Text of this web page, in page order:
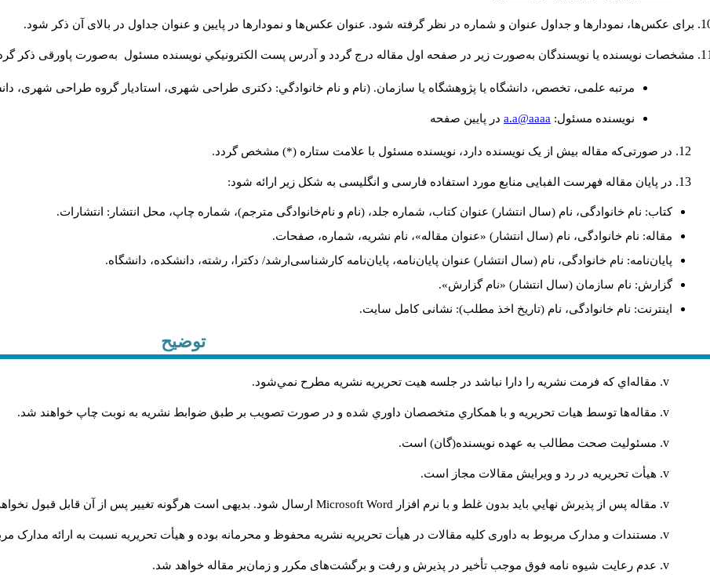
برای عکس‌ها، نمودارها و جداول عنوان و شماره در نظر گرفته شود. عنوان عکس‌ها و نمودارها در پایین و عنوان جداول در بالای آن ذکر شود.
مشخصات نویسنده یا نویسندگان به‌صورت زیر در صفحه اول مقاله درج گردد و آدرس پست الكترونيكي نويسنده مسئول به‌صورت پاورقی ذکر
مرتبه علمی، تخصص، دانشگاه یا پژوهشگاه یا سازمان. (نام و نام خانوادگي: دکتری طراحی شهری، استادیار گروه طراحی شهری،
نويسنده مسئول: a.a@aaaa در پايين صفحه
در صورتی‌که مقاله بیش از یک نویسنده دارد، نویسنده مسئول با علامت ستاره (*) مشخص گردد.
در پایان مقاله فهرست الفبایی منابع مورد استفاده فارسی و انگلیسی به شکل زیر ارائه شود:
کتاب: نام خانوادگی، نام (سال انتشار) عنوان کتاب، شماره جلد، (نام و نام‌خانوادگی مترجم)، شماره چاپ، محل انتشار: انتشارات.
مقاله: نام خانوادگی، نام (سال انتشار) «عنوان مقاله»، نام نشریه، شماره، صفحات.
پایان‌نامه: نام خانوادگی، نام (سال انتشار) عنوان پایان‌نامه، پایان‌نامه کارشناسی‌ارشد/ دکترا، رشته، دانشکده، دانشگاه.
گزارش: نام سازمان (سال انتشار) «نام گزارش».
اینترنت: نام خانوادگی، نام (تاریخ اخذ مطلب): نشانی کامل سایت.
توضیح
مقاله‌اي كه فرمت نشريه را دارا نباشد در جلسه هيت تحريريه نشريه مطرح نمي‌شود.
مقاله‌ها توسط هیات تحريريه و با همکاري متخصصان داوري شده و در صورت تصويب بر طبق ضوابط نشريه به نوبت چاپ خواهند شد.
مسئوليت صحت مطالب به عهده نويسنده(گان) است.
هيأت تحريريه در رد و ويرايش مقالات مجاز است.
مقاله پس از پذيرش نهايي باید بدون غلط و با نرم افزار Microsoft Word ارسال شود. بدیهی است هرگونه تغییر پس از آن قابل قبول
مستندات و مدارک مربوط به داوری کلیه مقالات در هیأت تحریریه نشریه محفوظ و محرمانه بوده و هیأت تحریریه نسبت به ارائه مدارک
عدم رعایت شیوه نامه فوق موجب تأخیر در پذیرش و رفت و برگشت‌‌های مکرر و زمان‌بر مقاله خواهد شد.